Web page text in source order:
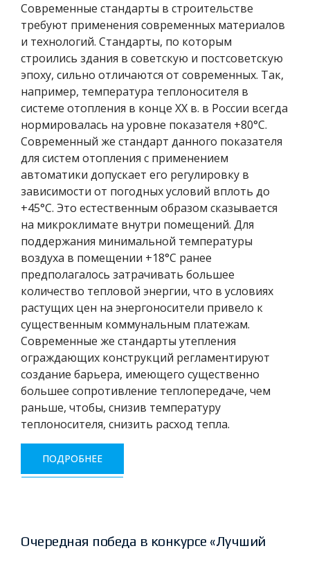
Современные стандарты в строительстве
требуют применения современных материалов
и технологий. Стандарты, по которым
строились здания в советскую и постсоветскую
эпоху, сильно отличаются от современных. Так,
например, температура теплоносителя в
системе отопления в конце XX в. в России всегда
нормировалась на уровне показателя +80°С.
Современный же стандарт данного показателя
для систем отопления с применением
автоматики допускает его регулировку в
зависимости от погодных условий вплоть до
+45°С. Это естественным образом сказывается
на микроклимате внутри помещений. Для
поддержания минимальной температуры
воздуха в помещении +18°С ранее
предполагалось затрачивать большее
количество тепловой энергии, что в условиях
растущих цен на энергоносители привело к
существенным коммунальным платежам.
Современные же стандарты утепления
ограждающих конструкций регламентируют
создание барьера, имеющего существенно
большее сопротивление теплопередаче, чем
раньше, чтобы, снизив температуру
теплоносителя, снизить расход тепла.
ПОДРОБНЕЕ
Очередная победа в конкурсе «Лучший